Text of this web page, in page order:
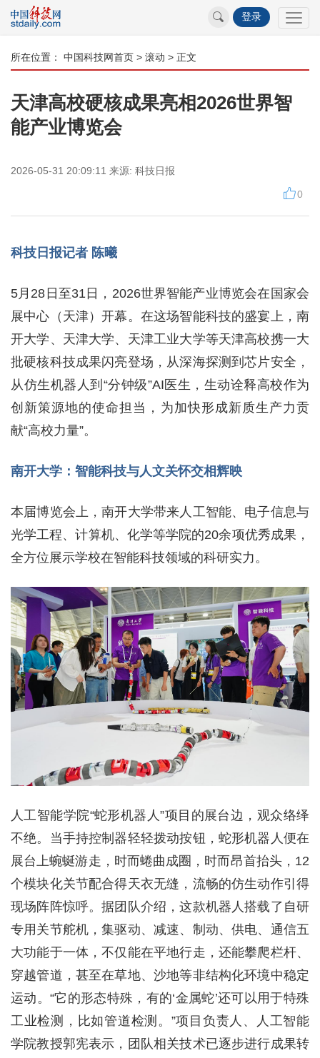
登录
所在位置： 中国科技网首页 > 滚动 > 正文
天津高校硬核成果亮相2026世界智
能产业博览会
2026-05-31 20:09:11 来源: 科技日报
0
科技日报记者 陈曦
5月28日至31日，2026世界智能产业博览会在国家会
展中心（天津）开幕。在这场智能科技的盛宴上，南
开大学、天津大学、天津工业大学等天津高校携一大
批硬核科技成果闪亮登场，从深海探测到芯片安全，
从仿生机器人到“分钟级”AI医生，生动诠释高校作为
创新策源地的使命担当，为加快形成新质生产力贡
献“高校力量”。
南开大学：智能科技与人文关怀交相辉映
本届博览会上，南开大学带来人工智能、电子信息与
光学工程、计算机、化学等学院的20余项优秀成果，
全方位展示学校在智能科技领域的科研实力。
人工智能学院“蛇形机器人”项目的展台边，观众络绎
不绝。当手持控制器轻轻拨动按钮，蛇形机器人便在
展台上蜿蜒游走，时而蜷曲成圈，时而昂首抬头，12
个模块化关节配合得天衣无缝，流畅的仿生动作引得
现场阵阵惊呼。据团队介绍，这款机器人搭载了自研
专用关节舵机，集驱动、减速、制动、供电、通信五
大功能于一体，不仅能在平地行走，还能攀爬栏杆、
穿越管道，甚至在草地、沙地等非结构化环境中稳定
运动。“它的形态特殊，有的‘金属蛇’还可以用于特殊
工业检测，比如管道检测。”项目负责人、人工智能
学院教授郭宪表示，团队相关技术已逐步进行成果转